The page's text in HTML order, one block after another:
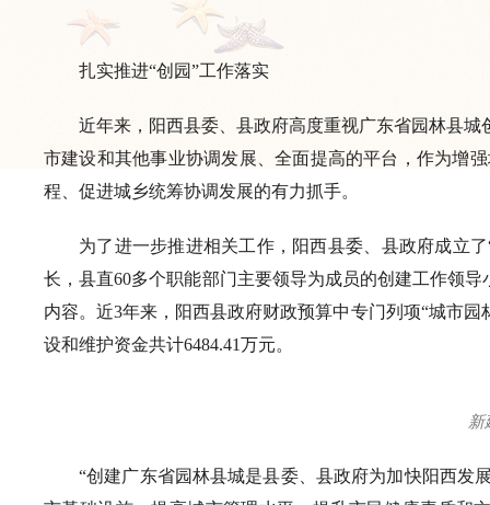
扎实推进“创园”工作落实
近年来，阳西县委、县政府高度重视广东省园林县
市建设和其他事业协调发展、全面提高的平台，作为增
程、促进城乡统筹协调发展的有力抓手。
为了进一步推进相关工作，阳西县委、县政府成立
长，县直60多个职能部门主要领导为成员的创建工作领
内容。近3年来，阳西县政府财政预算中专门列项“城市
设和维护资金共计6484.41万元。
新
“创建广东省园林县城是县委、县政府为加快阳西发